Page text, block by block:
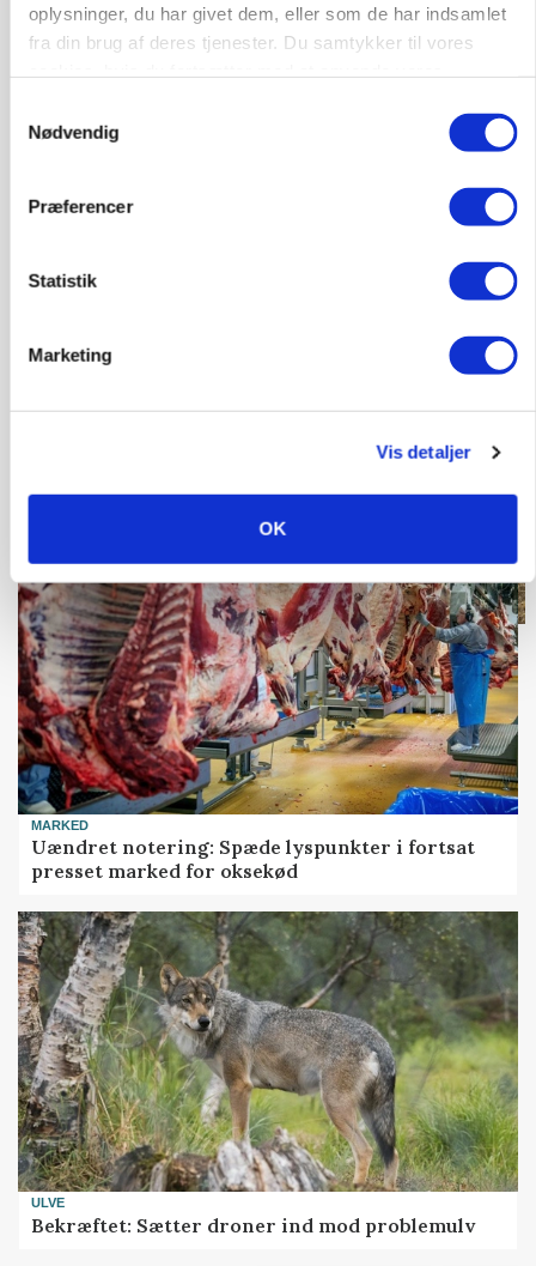
oplysninger, du har givet dem, eller som de har indsamlet
fra din brug af deres tjenester. Du samtykker til vores
Nødvendig
Præferencer
Statistik
Marketing
Vis detaljer
OK
PLANTER
Før såmaskinen kører: Her er efterårets største
MARKED
Uændret notering: Spæde lyspunkter i fortsat
presset marked for oksekød
ULVE
Bekræftet: Sætter droner ind mod problemulv